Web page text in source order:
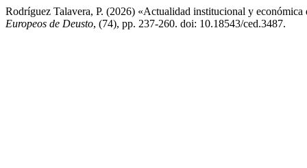
Rodríguez Talavera, P. (2026) «Actualidad institucional y
Europeos de Deusto, (74), pp. 237-260. doi: 10.18543/ced.3487.